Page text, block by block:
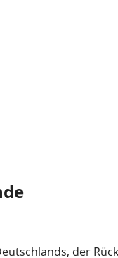
der